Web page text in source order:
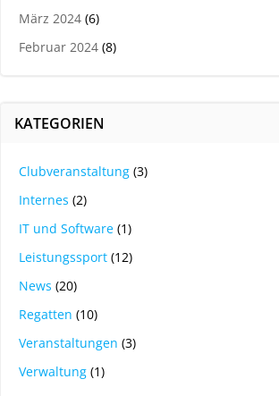
März 2024 (6)
Februar 2024 (8)
KATEGORIEN
Clubveranstaltung (3)
Internes (2)
IT und Software (1)
Leistungssport (12)
News (20)
Regatten (10)
Veranstaltungen (3)
Verwaltung (1)